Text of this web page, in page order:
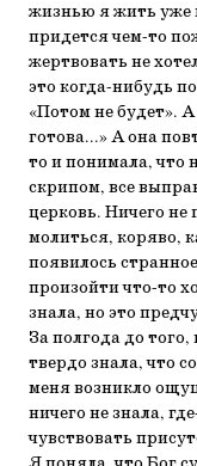
жизнью я жить уже
придется чем-то
жертвовать не
это когда-нибудь
«Потом не будет».
готова...» А она
то и понимала, что
скрипом, все
церковь. Ничего не
молиться, коряво,
появилось
произойти что-то
знала, но это
За полгода до
твердо знала, что
меня возникло
ничего не знала,
чувствовать